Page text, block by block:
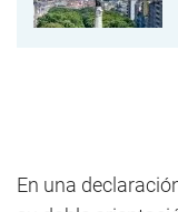
En una